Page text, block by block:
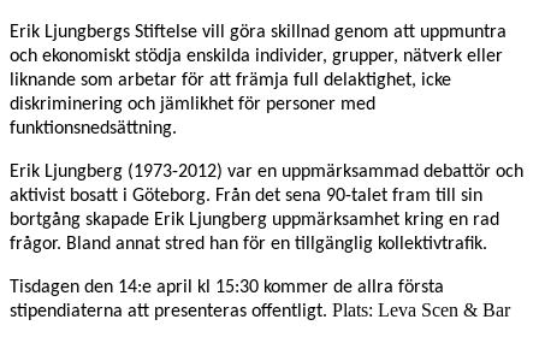
Erik Ljungbergs Stiftelse vill göra skillnad genom att uppmuntra
och ekonomiskt stödja enskilda individer, grupper, nätverk eller
liknande som arbetar för att främja full delaktighet, icke
diskriminering och jämlikhet för personer med
funktionsnedsättning.
Erik Ljungberg (1973-2012) var en uppmärksammad debattör och
aktivist bosatt i Göteborg. Från det sena 90-talet fram till sin
bortgång skapade Erik Ljungberg uppmärksamhet kring en rad
frågor. Bland annat stred han för en tillgänglig kollektivtrafik.
Tisdagen den 14:e april kl 15:30 kommer de allra första
stipendiaterna att presenteras offentligt. Plats: Leva Scen & Bar